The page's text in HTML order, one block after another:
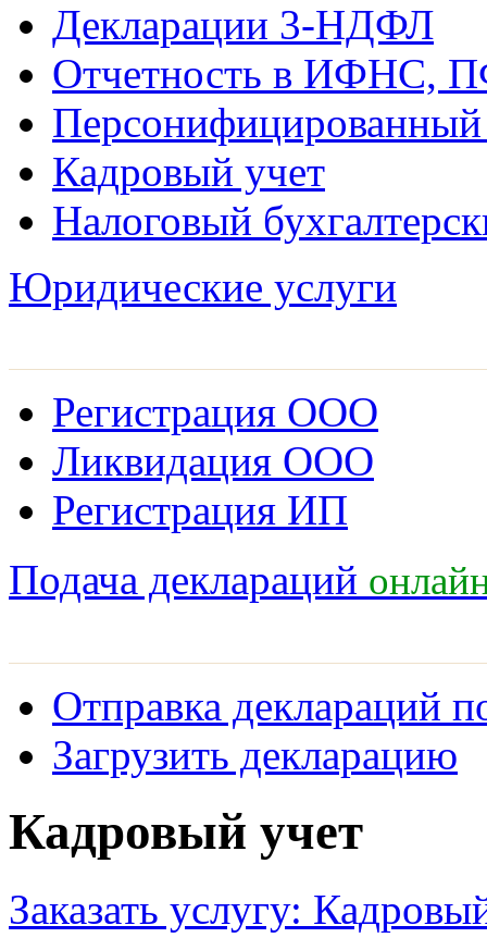
Декларации 3-НДФЛ
Отчетность в ИФНС,
Персонифицированный
Кадровый учет
Налоговый
Юридические услуги
Регистрация ООО
Ликвидация ООО
Регистрация ИП
Подача деклараций
Отправка деклараций
Загрузить декларацию
Кадровый учет
Заказать услугу: